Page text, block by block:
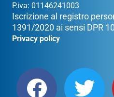
P.iva: 01146241003
Iscrizione al registro
1391/2020 ai sensi DPR
Privacy policy